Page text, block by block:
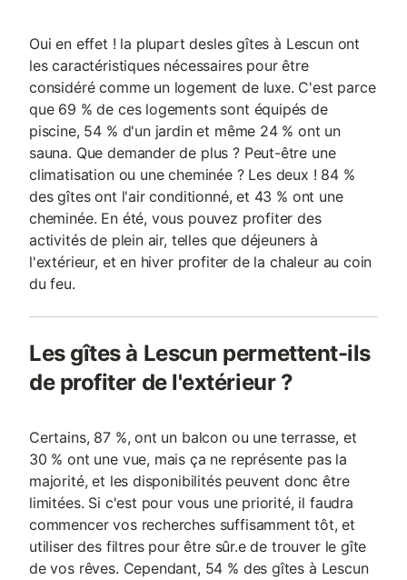
Oui en effet ! la plupart desles gîtes à Lescun ont
les caractéristiques nécessaires pour être
considéré comme un logement de luxe. C'est parce
que 69 % de ces logements sont équipés de
piscine, 54 % d'un jardin et même 24 % ont un
sauna. Que demander de plus ? Peut-être une
climatisation ou une cheminée ? Les deux ! 84 %
des gîtes ont l'air conditionné, et 43 % ont une
cheminée. En été, vous pouvez profiter des
activités de plein air, telles que déjeuners à
l'extérieur, et en hiver profiter de la chaleur au coin
du feu.
Les gîtes à Lescun permettent-ils
de profiter de l'extérieur ?
Certains, 87 %, ont un balcon ou une terrasse, et
30 % ont une vue, mais ça ne représente pas la
majorité, et les disponibilités peuvent donc être
limitées. Si c'est pour vous une priorité, il faudra
commencer vos recherches suffisamment tôt, et
utiliser des filtres pour être sûr.e de trouver le gîte
de vos rêves. Cependant, 54 % des gîtes à Lescun